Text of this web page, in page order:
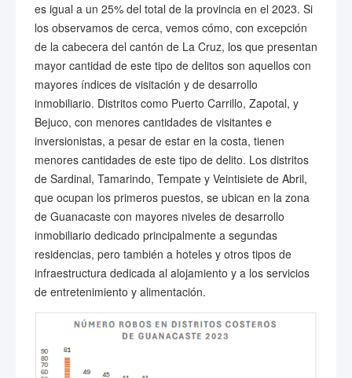
es igual a un 25% del total de la provincia en el 2023. Si
los observamos de cerca, vemos cómo, con excepción
de la cabecera del cantón de La Cruz, los que presentan
mayor cantidad de este tipo de delitos son aquellos con
mayores índices de visitación y de desarrollo
inmobiliario. Distritos como Puerto Carrillo, Zapotal, y
Bejuco, con menores cantidades de visitantes e
inversionistas, a pesar de estar en la costa, tienen
menores cantidades de este tipo de delito. Los distritos
de Sardinal, Tamarindo, Tempate y Veintisiete de Abril,
que ocupan los primeros puestos, se ubican en la zona
de Guanacaste con mayores niveles de desarrollo
inmobiliario dedicado principalmente a segundas
residencias, pero también a hoteles y otros tipos de
infraestructura dedicada al alojamiento y a los servicios
de entretenimiento y alimentación.